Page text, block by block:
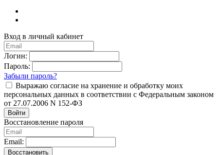
Вход в личный кабинет
Логин:
Пароль:
Забыли пароль?
Выражаю согласие на хранение и обработку моих
персональных данных в соответствии с Федеральным законом
от 27.07.2006 N 152-ФЗ
Войти
Восстановление пароля
Email:
Восстановить